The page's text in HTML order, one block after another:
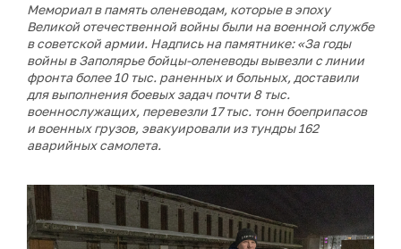
Мемориал в память оленеводам, которые в эпоху
Великой отечественной войны были на военной службе
в советской армии. Надпись на памятнике: «За годы
войны в Заполярье бойцы-оленеводы вывезли с линии
фронта более 10 тыс. раненных и больных, доставили
для выполнения боевых задач почти 8 тыс.
военнослужащих, перевезли 17 тыс. тонн боеприпасов
и военных грузов, эвакуировали из тундры 162
аварийных самолета.